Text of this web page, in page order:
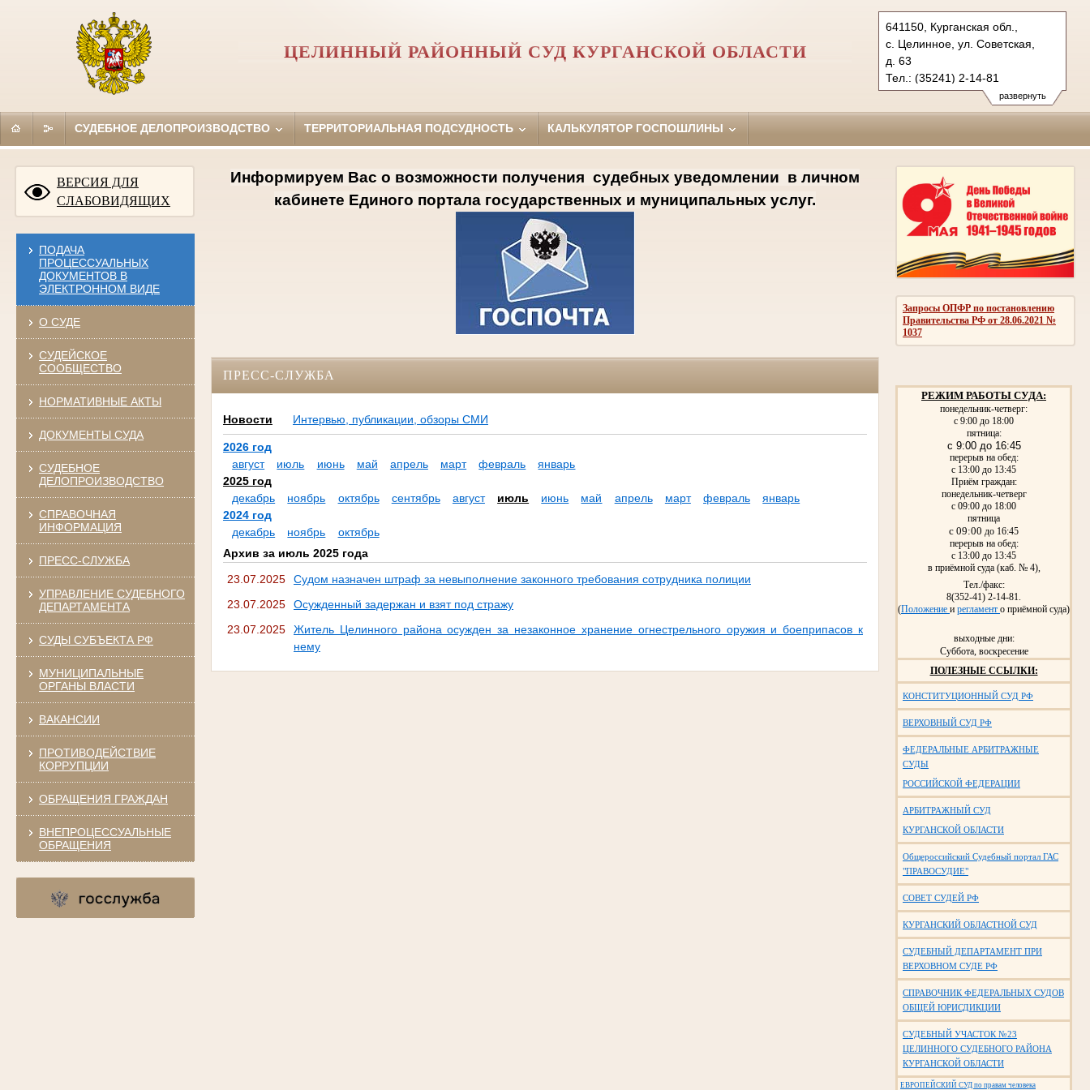
развернуть
641150, Курганская обл.,
с. Целинное, ул. Советская,
д. 63
Тел.: (35241) 2-14-81
celinny.krg@sudrf.ru
ЦЕЛИННЫЙ РАЙОННЫЙ СУД КУРГАНСКОЙ ОБЛАСТИ
СУДЕБНОЕ ДЕЛОПРОИЗВОДСТВО ТЕРРИТОРИАЛЬНАЯ ПОДСУДНОСТЬ КАЛЬКУЛЯТОР ГОСПОШЛИНЫ
ВЕРСИЯ ДЛЯ
СЛАБОВИДЯЩИХ
ПОДАЧА
ПРОЦЕССУАЛЬНЫХ
ДОКУМЕНТОВ В
ЭЛЕКТРОННОМ ВИДЕ
О СУДЕ
СУДЕЙСКОЕ
СООБЩЕСТВО
НОРМАТИВНЫЕ АКТЫ
ДОКУМЕНТЫ СУДА
СУДЕБНОЕ
ДЕЛОПРОИЗВОДСТВО
СПРАВОЧНАЯ
ИНФОРМАЦИЯ
ПРЕСС-СЛУЖБА
УПРАВЛЕНИЕ СУДЕБНОГО
ДЕПАРТАМЕНТА
СУДЫ СУБЪЕКТА РФ
МУНИЦИПАЛЬНЫЕ
ОРГАНЫ ВЛАСТИ
ВАКАНСИИ
ПРОТИВОДЕЙСТВИЕ
КОРРУПЦИИ
ОБРАЩЕНИЯ ГРАЖДАН
ВНЕПРОЦЕССУАЛЬНЫЕ
ОБРАЩЕНИЯ
Запросы ОПФР по постановлению
Правительства РФ от 28.06.2021 №
1037
РЕЖИМ РАБОТЫ СУДА:
понедельник-четверг:
с 9:00 до 18:00
пятница:
с 9:00 до 16:45
перерыв на обед:
с 13:00 до 13:45
Приём граждан:
понедельник-четверг
с 09:00 до 18:00
пятница
с 09:00 до 16:45
перерыв на обед:
с 13:00 до 13:45
в приёмной суда (каб. № 4),
Тел./факс:
8(352-41) 2-14-81.
(Положение и регламент о приёмной суда)
выходные дни:
Суббота, воскресение
ПОЛЕЗНЫЕ ССЫЛКИ:
КОНСТИТУЦИОННЫЙ СУД РФ
ВЕРХОВНЫЙ СУД РФ
ФЕДЕРАЛЬНЫЕ АРБИТРАЖНЫЕ
СУДЫ
РОССИЙСКОЙ ФЕДЕРАЦИИ
АРБИТРАЖНЫЙ СУД
КУРГАНСКОЙ ОБЛАСТИ
Общероссийский Судебный портал ГАС
"ПРАВОСУДИЕ"
СОВЕТ СУДЕЙ РФ
КУРГАНСКИЙ ОБЛАСТНОЙ СУД
СУДЕБНЫЙ ДЕПАРТАМЕНТ ПРИ
ВЕРХОВНОМ СУДЕ РФ
СПРАВОЧНИК ФЕДЕРАЛЬНЫХ СУДОВ
ОБЩЕЙ ЮРИСДИКЦИИ
СУДЕБНЫЙ УЧАСТОК №23
ЦЕЛИННОГО СУДЕБНОГО РАЙОНА
КУРГАНСКОЙ ОБЛАСТИ
ЕВРОПЕЙСКИЙ СУД по правам человека
Информируем Вас о возможности получения судебных уведомлении в личном
кабинете Единого портала государственных и муниципальных услуг.
ПРЕСС-СЛУЖБА
Новости Интервью, публикации, обзоры СМИ
2026 год
август
июль июнь май апрель март февраль
январь
2025 год
декабрь
ноябрь октябрь сентябрь август июль июнь май апрель март февраль
январь
2024 год
декабрь
ноябрь
октябрь
Архив за июль 2025 года
23.07.2025
Судом назначен штраф за невыполнение законного требования сотрудника полиции
23.07.2025
Осужденный задержан и взят под стражу
23.07.2025
Житель Целинного района осужден за незаконное хранение огнестрельного оружия и боеприпасов к
нему